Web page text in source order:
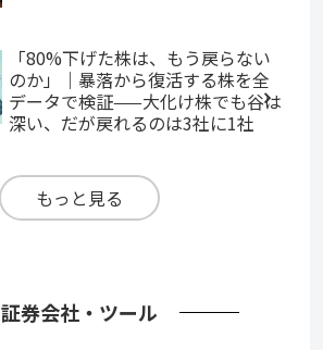
「80%下げた株は、もう戻らない
のか」｜暴落から復活する株を全
データで検証——大化け株でも谷は
深い、だが戻れるのは3社に1社
もっと見る
証券会社・ツール